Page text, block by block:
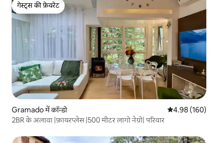
गेस्ट्स की फ़ेवरेट
गेस्ट्स की फ़ेवरेट
Gramado में कॉन्डो औसत रेटिंग 5 में से
4.98 (160)
2BR के अलावा |फ़ायरप्लेस |500 मीटर लागो नेग्रो| परिवार